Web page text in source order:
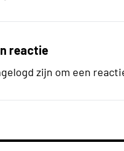
reactie
zijn om een